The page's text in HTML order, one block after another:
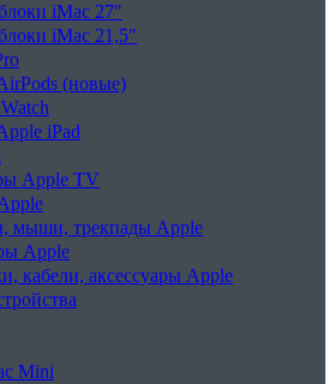
iMac 27″
iMac 21,5″
(новые)
iPad
Apple TV
мыши, трекпады Apple
Apple
кабели, аксессуары Apple
Mini